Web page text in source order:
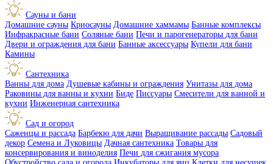
Сауны и бани
Домашние сауны Криосауны Домашние хаммамы Банные комплексы
Инфракрасные бани Соляные бани Печи и парогенераторы для бани
Двери и ограждения для бани Банные аксессуары Купели для бани
Камины
Сантехника
Ванны для дома Душевые кабины и ограждения Унитазы для дома
Раковины для ванны и кухни Биде Писсуары Смесители для ванной и
кухни Инженерная сантехника
Сад и огород
Саженцы и рассада Барбекю для дачи Выращивание рассады Садовый
декор Семена и Луковицы Дачная сантехника Товары для
консервирования и виноделия Печи для сжигания мусора